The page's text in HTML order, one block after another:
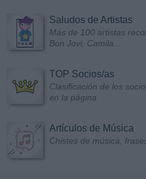
Saludos de Artistas
Más de 100 artistas
Bon Jovi, Camila...
TOP Socios/as
Clasificación de los
en la página
Artículos de Música
Chistes de música,